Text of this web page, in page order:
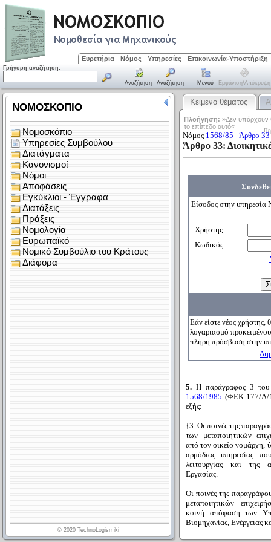
Ευρετήρια Νόμος Υπηρεσίες Επικοινωνία-Υποστήριξη
Γρήγορη αναζήτηση:
Αναζήτηση Αναζήτηση Μενού Εμφάνιση/απόκρυψη
Κείμενο θέματος